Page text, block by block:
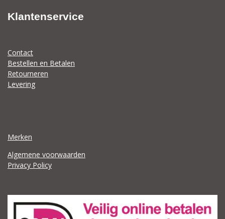
Klantenservice
Contact
Bestellen en Betalen
Retourneren
Levering
Merken
Algemene voorwaarden
Privacy Policy